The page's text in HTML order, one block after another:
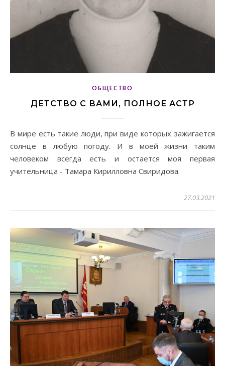
ОБЩЕСТВО
ДЕТСТВО С ВАМИ, ПОЛНОЕ АСТР
В мире есть такие люди, при виде которых зажигается
солнце в любую погоду. И в моей жизни таким
человеком всегда есть и остается моя первая
учительница - Тамара Кирилловна Свиридова.
27.03.2021